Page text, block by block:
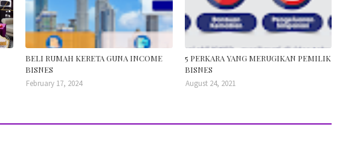
BELI RUMAH KERETA GUNA INCOME
BISNES
February 17, 2024
5 PERKARA YANG MERUGIKAN PEMILIK
BISNES
August 24, 2021